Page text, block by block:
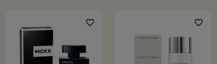
favorite_border favorite_border